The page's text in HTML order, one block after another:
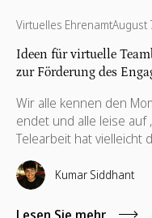
Virtuelles EhrenamtAugust
Ideen für virtuelle
zur Förderung des
Wir alle kennen den
endet und alle leise auf
Telearbeit hat vielleicht
zusammenarbeiten,
dem geändert, wonach
menschliche
Teambuilding-Ideen
Kumar Siddhant
Lesen Sie mehr